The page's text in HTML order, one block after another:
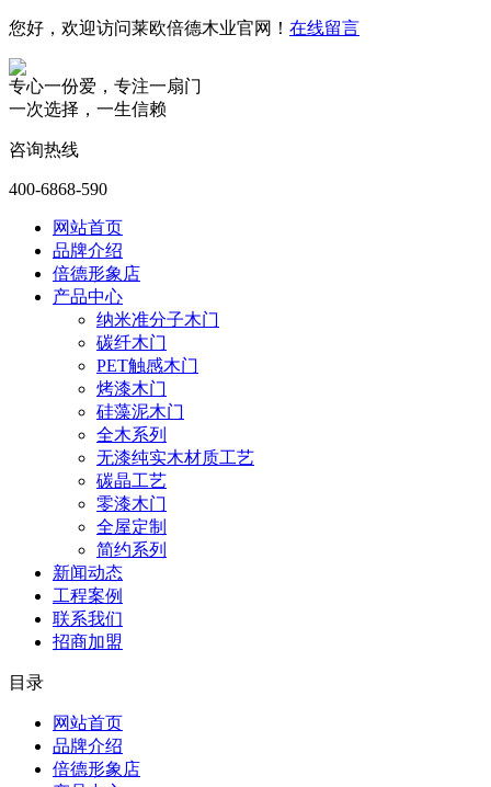
您好，欢迎访问莱欧倍德木业官网！ 在线留言
专心一份爱，专注一扇门
一次选择，一生信赖
咨询热线
400-6868-590
网站首页
品牌介绍
倍德形象店
产品中心
纳米准分子木门
碳纤木门
PET触感木门
烤漆木门
硅藻泥木门
全木系列
无漆纯实木材质工艺
碳晶工艺
零漆木门
全屋定制
简约系列
新闻动态
工程案例
联系我们
招商加盟
目录
网站首页
品牌介绍
倍德形象店